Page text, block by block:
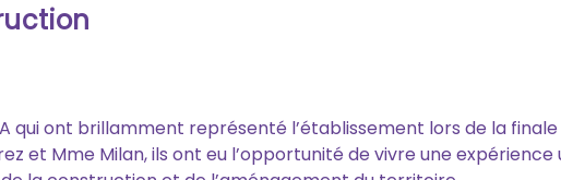
qui ont brillamment représenté l’établissement lors de la
et Mme Milan, ils ont eu l’opportunité de vivre une expérience